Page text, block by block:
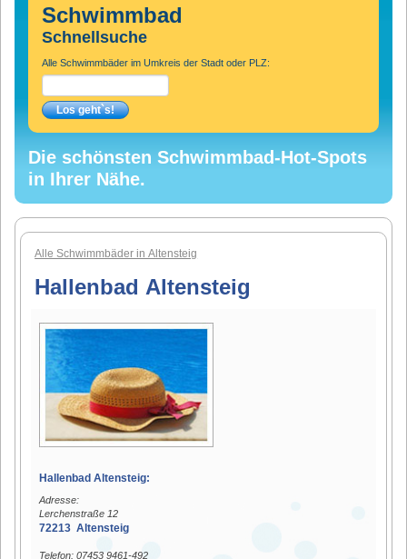
Schwimmbad
Schnellsuche
Alle Schwimmbäder im Umkreis der Stadt oder PLZ:
Die schönsten Schwimmbad-Hot-Spots
in Ihrer Nähe.
Alle Schwimmbäder in Altensteig
Hallenbad Altensteig
Hallenbad Altensteig:
Adresse:
Lerchenstraße 12
72213 Altensteig
Telefon: 07453 9461-492